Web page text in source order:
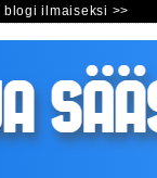
blogi ilmaiseksi >>